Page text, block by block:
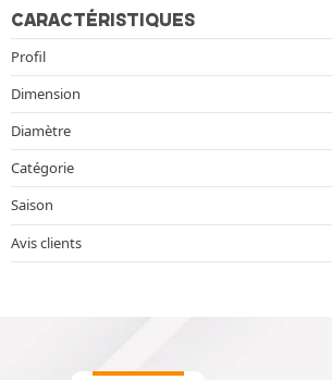
CARACTÉRISTIQUES
Profil
Dimension
Diamètre
Catégorie
Saison
Avis clients